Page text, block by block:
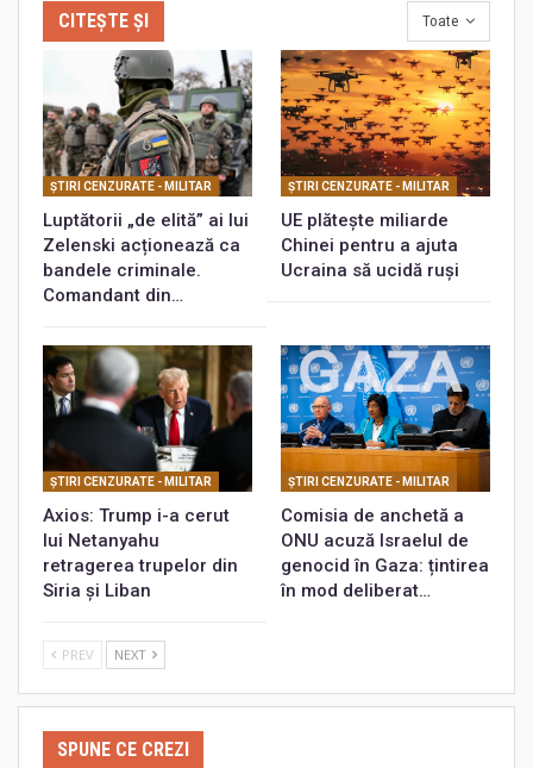
Toate
CITEȘTE ȘI
ŞTIRI CENZURATE - MILITAR
Luptătorii „de elită” ai lui
Zelenski acționează ca
bandele criminale.
Comandant din…
ŞTIRI CENZURATE - MILITAR
UE plătește miliarde
Chinei pentru a ajuta
Ucraina să ucidă ruși
ŞTIRI CENZURATE - MILITAR
Axios: Trump i-a cerut
lui Netanyahu
retragerea trupelor din
Siria și Liban
ŞTIRI CENZURATE - MILITAR
Comisia de anchetă a
ONU acuză Israelul de
genocid în Gaza: țintirea
în mod deliberat…
PREV NEXT
SPUNE CE CREZI